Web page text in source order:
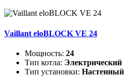
Vaillant eloBLOCK VE 24
Мощность: 24
Тип котла: Электрический
Тип установки: Настенный